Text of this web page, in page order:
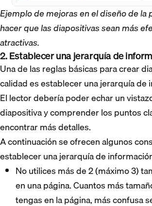
Ejemplo de mejoras en el diseño de la
hacer que las diapositivas sean más
atractivas.
2. Establecer una jerarquía de
Una de las reglas básicas para crear
calidad es establecer una jerarquía de
El lector debería poder echar un
diapositiva y comprender los puntos
encontrar más detalles.
A continuación se ofrecen algunos
establecer una jerarquía de
No utilices más de 2 (máximo 3)
en una página. Cuantos más
tengas en la página, más confusa